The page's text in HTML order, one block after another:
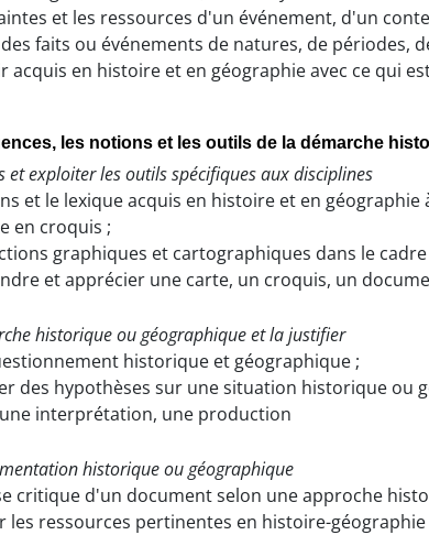
et les ressources d'un événement, d'un
faits ou événements de natures, de périodes,
acquis en histoire et en géographie avec ce qui
les notions et les outils de la démarche
et exploiter les outils spécifiques aux disciplines
et le lexique acquis en histoire et en géographie
en croquis ;
graphiques et cartographiques dans le
et apprécier une carte, un croquis, un
historique ou géographique et la justifier
historique et géographique ;
des hypothèses sur une situation historique ou
interprétation, une production
historique ou géographique
critique d'un document selon une approche
les ressources pertinentes en histoire-géographie